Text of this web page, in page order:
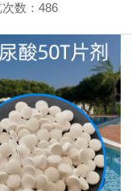
数： 486